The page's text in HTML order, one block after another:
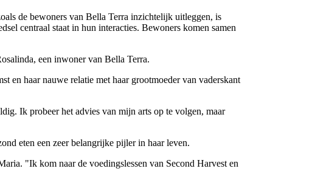
de bewoners van Bella Terra inzichtelijk uitleggen, is
centraal staat in hun interacties. Bewoners komen samen
een inwoner van Bella Terra.
en haar nauwe relatie met haar grootmoeder van vaderskant
Ik probeer het advies van mijn arts op te volgen, maar
eten een zeer belangrijke pijler in haar leven.
"Ik kom naar de voedingslessen van Second Harvest en